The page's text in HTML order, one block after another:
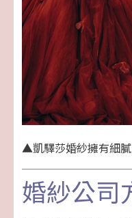
▲凱驛莎婚紗擁有細
婚紗公司